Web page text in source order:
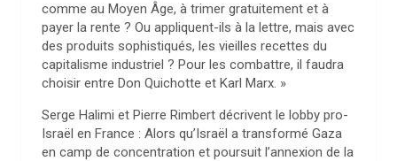
comme au Moyen Âge, à trimer gratuitement et à
payer la rente ? Ou appliquent-ils à la lettre, mais avec
des produits sophistiqués, les vieilles recettes du
capitalisme industriel ? Pour les combattre, il faudra
choisir entre Don Quichotte et Karl Marx. »
Serge Halimi et Pierre Rimbert décrivent le lobby pro-
Israël en France : Alors qu’Israël a transformé Gaza
en camp de concentration et poursuit l’annexion de la